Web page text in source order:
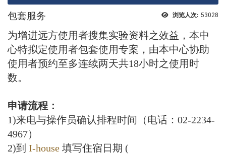
浏览人次: 53028
包套服务
为增进远方使用者搜集实验资料之效益，本中
心特拟定使用者包套使用专案，由本中心协助
使用者预约至多连续两天共18小时之使用时
数。
申请流程：
1)来电与操作员确认排程时间（电话：02-2234-
4967）
2)到 I-house 填写住宿日期 (